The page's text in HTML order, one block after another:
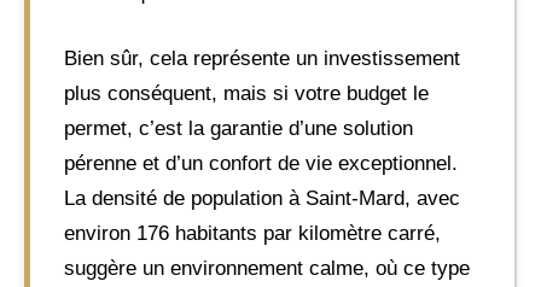
Bien sûr, cela représente un investissement
plus conséquent, mais si votre budget le
permet, c’est la garantie d’une solution
pérenne et d’un confort de vie exceptionnel.
La densité de population à Saint-Mard, avec
environ 176 habitants par kilomètre carré,
suggère un environnement calme, où ce type